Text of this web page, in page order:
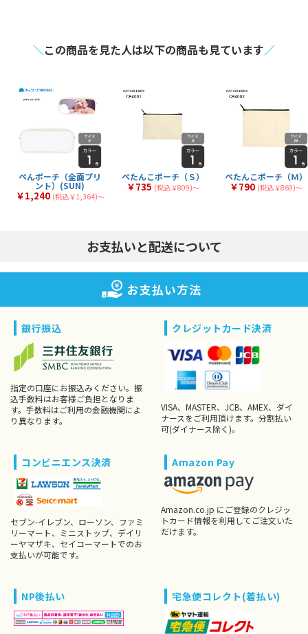
＼この商品を見た人は以下の商品も見ています／
ぺんポーチ（全面プリ
ント）(SUN)
￥1,240 (税込￥1,364)〜
ぺたんこポーチ（Ｓ）
￥735 (税込￥809)〜
ぺたんこポーチ（Ｍ）
￥790 (税込￥869)〜
お支払いと配送について
お支払い方法
銀行振込
指定の口座にお振込みください。振
込手数料はお客様ご負担となりま
す。手数料はご利用の金融機関によ
り異なります。
クレジットカード決済
VISA、MASTER、JCB、AMEX、ダイ
ナースをご利用頂けます。分割払い
可(ダイナース除く)。
コンビニエンス決済
セブン-イレブン、ローソン、ファミ
リーマート、ミニストップ、デイリ
ーヤマザキ、セイコーマートでのお
支払いが可能です。
Amazon Pay
Amazon.co.jp にご登録のクレジッ
トカード情報を利用してご注文いた
だけます。
NP後払い 宅急便コレクト(着払い)